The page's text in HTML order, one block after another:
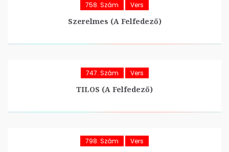
758. Szám Vers
Szerelmes (A Felfedező)
747. Szám Vers
TILOS (A Felfedező)
798. Szám Vers